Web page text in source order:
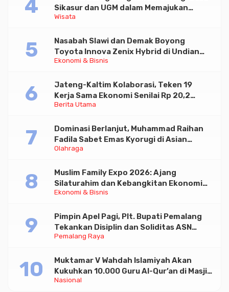
Wisata
Sikasur dan UGM dalam Memajukan
Wisata serta UMKM Lokal
Ekonomi & Bisnis
Nasabah Slawi dan Demak Boyong
Toyota Innova Zenix Hybrid di Undian
Tabungan Bima Bank Jateng
Berita Utama
Jateng-Kaltim Kolaborasi, Teken 19
Kerja Sama Ekonomi Senilai Rp 20,2
Triliun
Olahraga
Dominasi Berlanjut, Muhammad Raihan
Fadila Sabet Emas Kyorugi di Asian
Taekwondo Indonesia Open 2026
Ekonomi & Bisnis
Muslim Family Expo 2026: Ajang
Silaturahim dan Kebangkitan Ekonomi
Halal di Jakarta
Pemalang Raya
Pimpin Apel Pagi, Plt. Bupati Pemalang
Tekankan Disiplin dan Soliditas ASN
untuk Pelayanan Publik
Nasional
Muktamar V Wahdah Islamiyah Akan
Kukuhkan 10.000 Guru Al-Qur’an di Masjid
Istiqlal